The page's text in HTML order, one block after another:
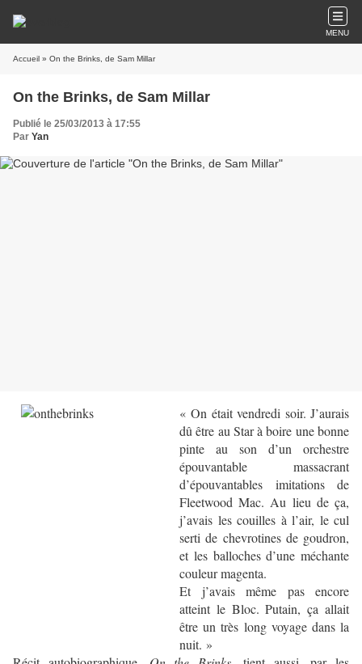
MENU
Accueil » On the Brinks, de Sam Millar
On the Brinks, de Sam Millar
Publié le 25/03/2013 à 17:55
Par Yan
« On était vendredi soir. J’aurais
dû être au Star à boire une bonne
pinte au son d’un orchestre
épouvantable massacrant
d’épouvantables imitations de
Fleetwood Mac. Au lieu de ça,
j’avais les couilles à l’air, le cul
serti de chevrotines de goudron,
et les balloches d’une méchante
couleur magenta.
Et j’avais même pas encore
atteint le Bloc. Putain, ça allait
être un très long voyage dans la
nuit. »